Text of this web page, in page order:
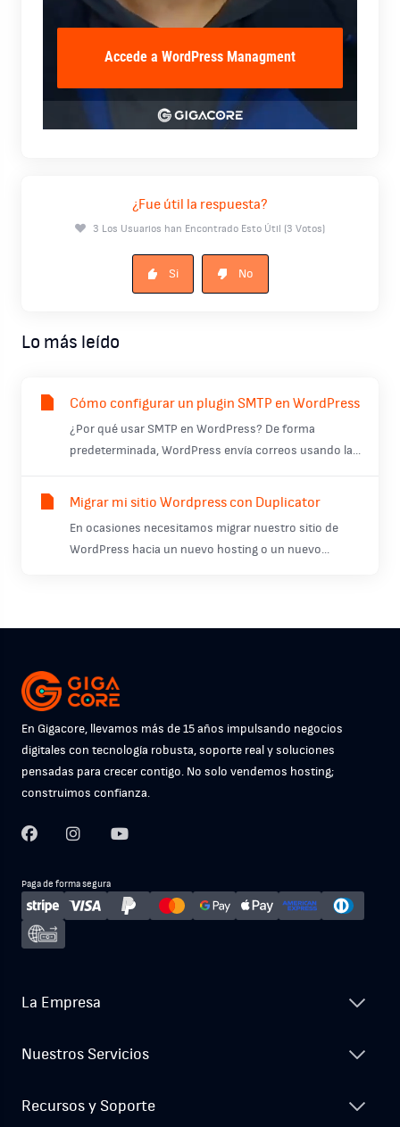
¿Fue útil la respuesta?
3 Los Usuarios han Encontrado Esto Útil (3 Votos)
Si No
Lo más leído
Cómo configurar un plugin SMTP en WordPress
¿Por qué usar SMTP en WordPress? De forma
predeterminada, WordPress envía correos usando la...
Migrar mi sitio Wordpress con Duplicator
En ocasiones necesitamos migrar nuestro sitio de
WordPress hacia un nuevo hosting o un nuevo...
En Gigacore, llevamos más de 15 años impulsando negocios
digitales con tecnología robusta, soporte real y soluciones
pensadas para crecer contigo. No solo vendemos hosting;
construimos confianza.
Paga de forma segura
La Empresa
Nuestros Servicios
Recursos y Soporte